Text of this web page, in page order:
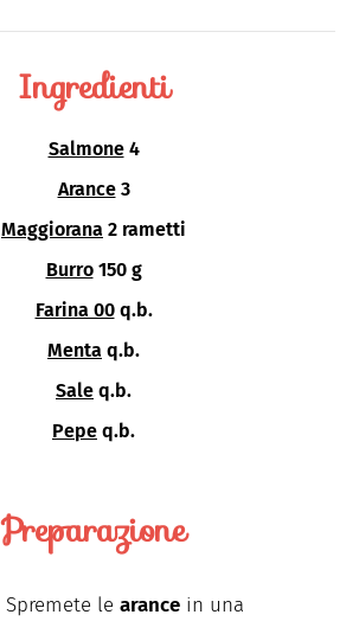
Ingredienti
Salmone 4
Arance 3
Maggiorana 2 rametti
Burro 150 g
Farina 00 q.b.
Menta q.b.
Sale q.b.
Pepe q.b.
Preparazione
Spremete le arance in una